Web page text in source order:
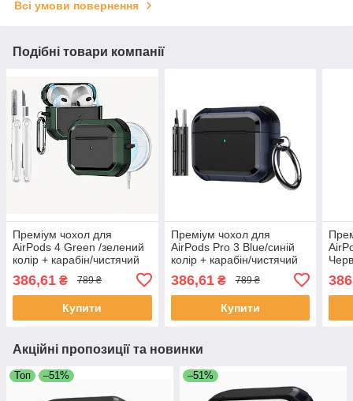
Всі умови повернення
Подібні товари компанії
Преміум чохол для
AirPods 4 Green /зелений
колір + карабін/чистячий
386,61 ₴ 789 ₴
Купити
Преміум чохол для
AirPods Pro 3 Blue/синій
колір + карабін/чистячий
386,61₴ 789 ₴
Купити
Акційні пропозиції та новинки
Топ –51% –51%